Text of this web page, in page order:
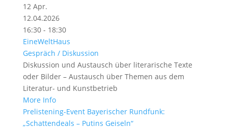
12 Apr.
12.04.2026
16:30 - 18:30
EineWeltHaus
Gespräch / Diskussion
Diskussion und Austausch über literarische Texte
oder Bilder – Austausch über Themen aus dem
Literatur- und Kunstbetrieb
More Info
Prelistening-Event Bayerischer Rundfunk:
„Schattendeals – Putins Geiseln“